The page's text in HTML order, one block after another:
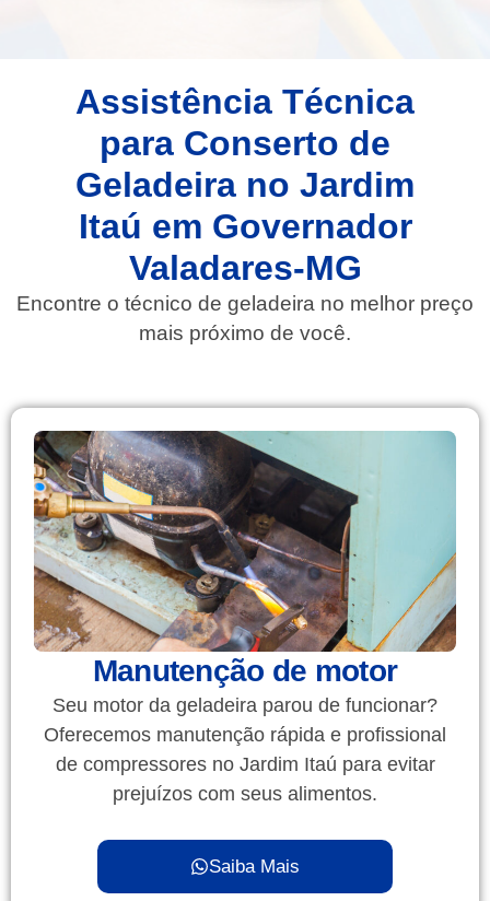
Assistência Técnica
para Conserto de
Geladeira no Jardim
Itaú em Governador
Valadares-MG
Encontre o técnico de geladeira no melhor preço
mais próximo de você.
Manutenção de motor
Seu motor da geladeira parou de funcionar?
Oferecemos manutenção rápida e profissional
de compressores no Jardim Itaú para evitar
prejuízos com seus alimentos.
Saiba Mais